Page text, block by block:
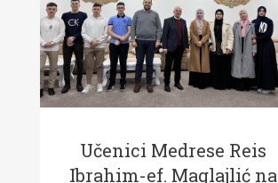
Učenici Medrese Reis
Ibrahim-ef. Maglajlić na